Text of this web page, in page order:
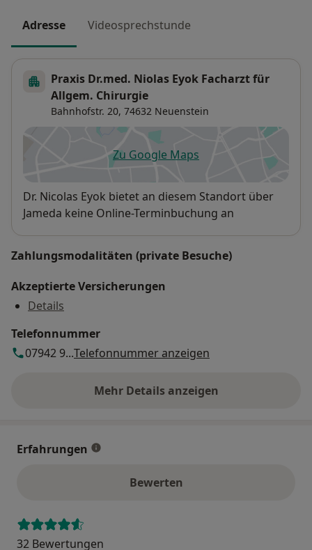
Adresse Videosprechstunde
Praxis Dr.med. Niolas Eyok Facharzt für
Allgem. Chirurgie
Bahnhofstr. 20, 74632 Neuenstein
Zu Google Mapsöffnet in einer neuen
Verfügbarkeit
Dr. Nicolas Eyok bietet an diesem Standort über
Jameda keine Online-Terminbuchung an
Zahlungsmodalitäten (private Besuche)
Akzeptierte Versicherungen
Details
Telefonnummer
07942 9...Telefonnummer anzeigen
Mehr Details anzeigen
über die Adresse
Erfahrungen
Bewerten
32 Bewertungen